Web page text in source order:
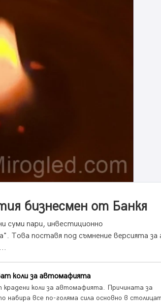
бизнесмен от Банкя
суми пари, инвестиционно
Това поставя под съмнение версията за
коли за автомафията
крадени коли за автомафията. Причината за
набира все по-голяма сила основно в